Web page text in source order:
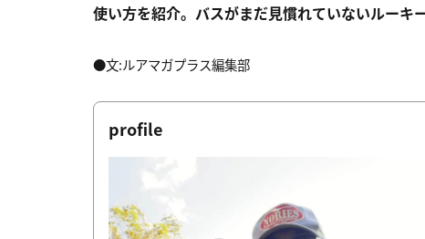
使い方を紹介。バスがまだ見慣れていないルーキ
●文:ルアマガプラス編集部
profile